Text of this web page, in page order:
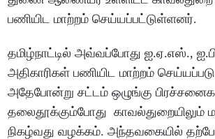
பணியிட மாற்றம் செய்யப்பட்டுள்ளனர்.
தமிழ்நாட்டில் அவ்வப்போது ஐ.ஏ.எஸ்.,
அதிகாரிகள் பணியிட மாற்றம்
அதேபோன்று சட்டம் ஒழுங்கு
தலைதூக்கும்போது காவல்துறையிலும்
நிகழ்வது வழக்கம். அந்தவகையில்